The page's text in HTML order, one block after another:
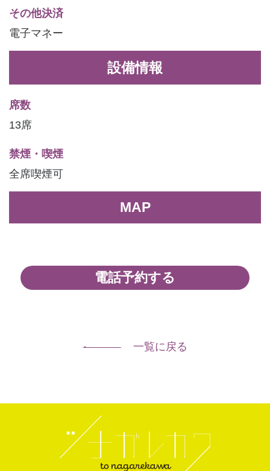
その他決済
電子マネー
設備情報
席数
13席
禁煙・喫煙
全席喫煙可
MAP
電話予約する
一覧に戻る